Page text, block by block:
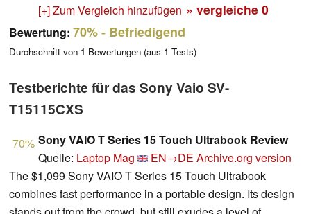
[+] Zum Vergleich hinzufügen » vergleiche 0
Bewertung: 70%- Befriedigend
Durchschnitt von 1 Bewertungen (aus 1 Tests)
Testberichte für das Sony Vaio SV-
T15115CXS
70% Sony VAIO T Series 15 Touch Ultrabook Review
Quelle: Laptop Mag EN→DE Archive.org version
The $1,099 Sony VAIO T Series 15 Touch Ultrabook
combines fast performance in a portable design. Its design